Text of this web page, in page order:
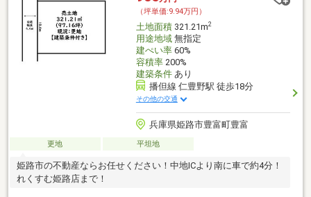
（坪単価:9.94万円）
土地面積321.21m2
用途地域無指定
建ぺい率60%
容積率200%
建築条件あり
播但線 仁豊野駅 徒歩18分
その他の交通
兵庫県姫路市豊富町豊富
更地 平坦地
姫路市の不動産ならお任せください！中地ICより南に車で約4分！
れくすむ姫路店まで！